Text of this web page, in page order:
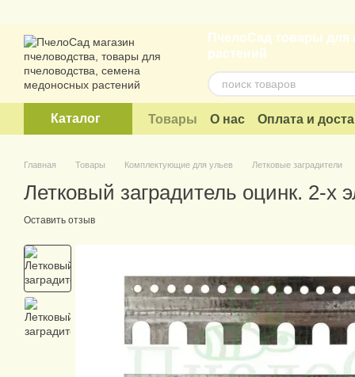
ПчелоСад товары для
растений
Каталог Товары О нас
Оплата и
Договор публичной оферты
Главная Товары Комплектующие для ульев Летковые заградители
Летковый заградитель оцинк. 2-х
Оставить отзыв